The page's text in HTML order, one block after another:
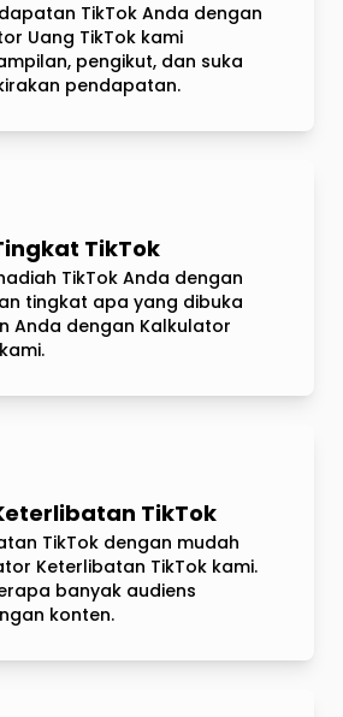
TikTok Anda dengan
Uang TikTok kami
pengikut, dan suka
pendapatan.
TikTok
TikTok Anda dengan
tingkat apa yang dibuka
Anda dengan Kalkulator
TikTok
TikTok dengan mudah
Keterlibatan TikTok kami.
banyak audiens
konten.